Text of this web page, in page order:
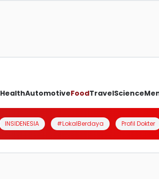
HealthAutomotiveFoodTravelScience
INSIDENESIA #LokalBerdaya Profil Dokter